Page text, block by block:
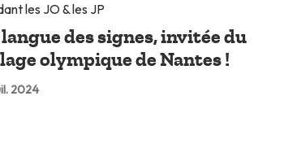
les JO & les JP
langue des signes, invitée du
olympique de Nantes !
2024